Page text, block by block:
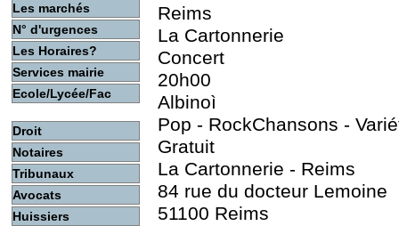
Les marchés
N° d'urgences
Les Horaires?
Services mairie
Ecole/Lycée/Fac
Droit
Notaires
Tribunaux
Avocats
Huissiers
Reims
La Cartonnerie
Concert
20h00
Albinoì
Pop - RockChansons -
Gratuit
La Cartonnerie - Reims
84 rue du docteur Lemoine
51100 Reims